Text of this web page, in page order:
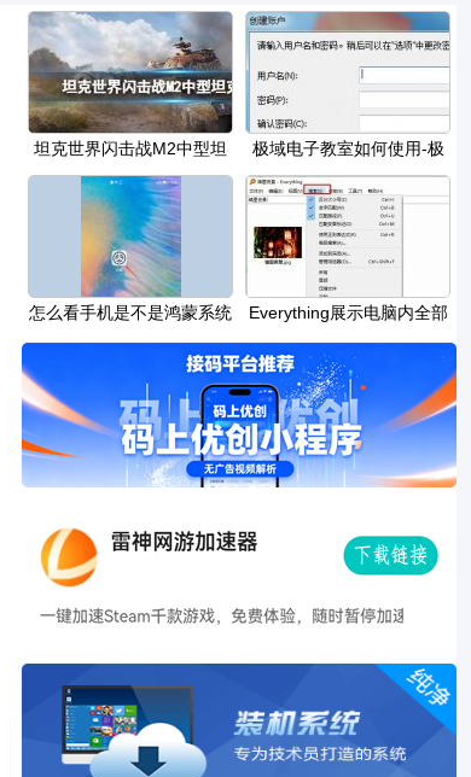
坦克世界闪击战M2中型坦
克怎么样
极域电子教室如何使用-极
域电子教室使用
怎么看手机是不是鸿蒙系统
Everything展示电脑内全部
的图片的方法